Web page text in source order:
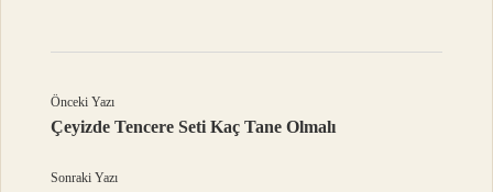
Önceki Yazı
Çeyizde Tencere Seti Kaç Tane Olmalı
Sonraki Yazı